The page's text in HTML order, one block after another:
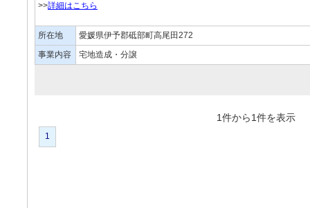
>>詳細はこちら
所在地
愛媛県伊予郡砥部町高尾田272
事業内容
宅地造成・分譲
1件から1件を表
1